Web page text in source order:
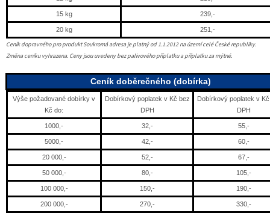
15 kg 239,-
20 kg 251,-
Ceník dopravného pro produkt Soukromá adresa je platný od 1.1.2012 na území celé České republiky.
Změna ceníku vyhrazena. Ceny jsou uvedeny bez palivového příplatku a příplatku za mýtné.
Ceník doběrečného (dobírka)
Výše požadované dobírky v
Kč do:
Dobírkový poplatek v Kč bez
DPH
Dobírkový poplatek v
DPH
1000,- 32,- 55,-
5000,- 42,- 60,-
20 000,- 52,- 67,-
50 000,- 80,- 105,-
100 000,- 150,- 190,-
200 000,- 270,- 330,-